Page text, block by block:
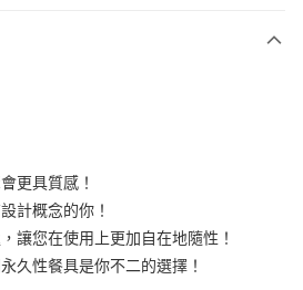
更具質感！
計概念的你！
讓您在使用上更加自在地隨性！
久性餐具是你不二的選擇！